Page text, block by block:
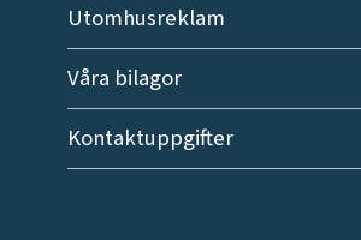
Utomhusreklam
Våra bilagor
Kontaktuppgifter